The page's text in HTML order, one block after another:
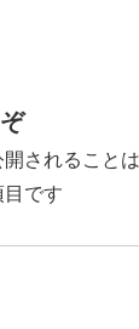
されること
です